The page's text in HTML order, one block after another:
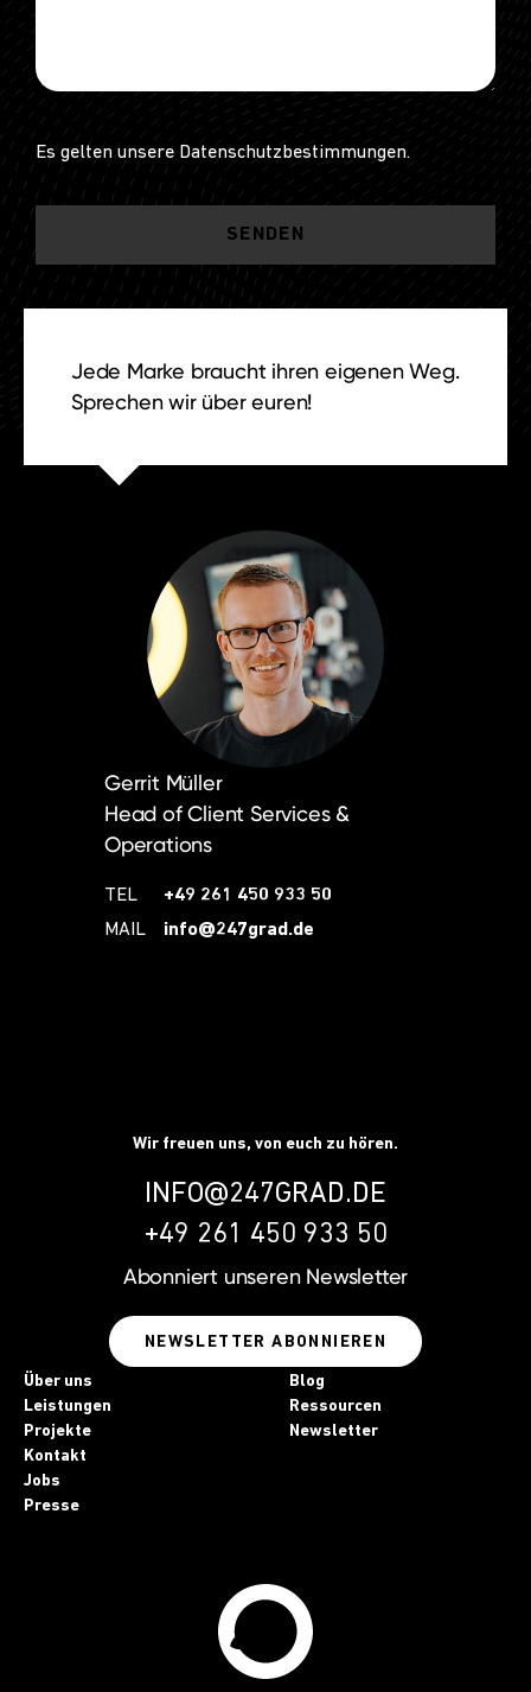
Es gelten unsere Datenschutzbestimmungen.
Jede Marke braucht ihren eigenen Weg.
Sprechen wir über euren!
Gerrit Müller
Head of Client Services &
Operations
TEL
+49 261 450 933 50
MAIL
info@247grad.de
Wir freuen uns, von euch zu hören.
INFO@247GRAD.DE
+49 261 450 933 50
Abonniert unseren Newsletter
NEWSLETTER ABONNIEREN
Über uns
Leistungen
Projekte
Kontakt
Jobs
Presse
Blog
Ressourcen
Newsletter